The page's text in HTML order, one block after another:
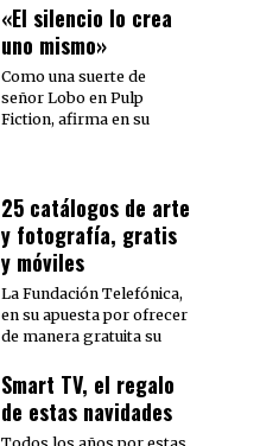
«El silencio lo crea
uno mismo»
Como una suerte de
señor Lobo en Pulp
Fiction, afirma en su
25 catálogos de arte
y fotografía, gratis
y móviles
La Fundación Telefónica,
en su apuesta por ofrecer
de manera gratuita su
Smart TV, el regalo
de estas navidades